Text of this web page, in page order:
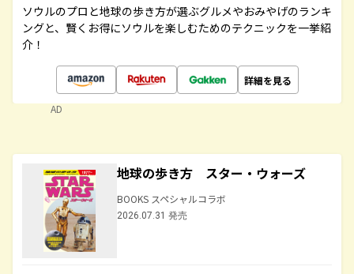
ソウルのプロと地球の歩き方が選ぶグルメやおみやげのランキ
ングと、賢くお得にソウルを楽しむためのテクニックを一挙紹
介！
詳細を見る
AD
地球の歩き方 スター・ウォーズ
BOOKS スペシャルコラボ
2026.07.31 発売